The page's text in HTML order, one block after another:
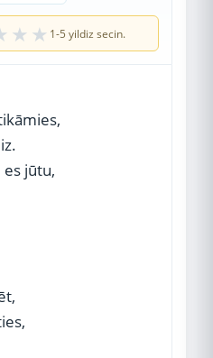
★ ★ 1-5 yildiz secin.
jūtu,